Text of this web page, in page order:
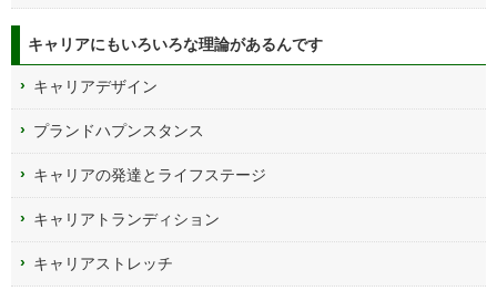
キャリアにもいろいろな理論があるんです
キャリアデザイン
プランドハプンスタンス
キャリアの発達とライフステージ
キャリアトランディション
キャリアストレッチ